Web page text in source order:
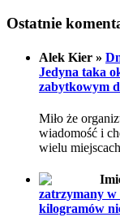
Ostatnie
Alek Kier »
Jedyna taka
zabytkowym
Miło że
wiadomość i
wielu
zatrzymany w
kilogramów